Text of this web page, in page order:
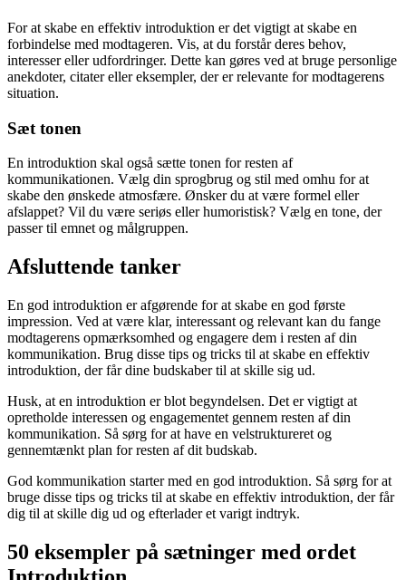
For at skabe en effektiv introduktion er det vigtigt at skabe en
forbindelse med modtageren. Vis, at du forstår deres behov,
interesser eller udfordringer. Dette kan gøres ved at bruge personlige
anekdoter, citater eller eksempler, der er relevante for modtagerens
situation.
Sæt tonen
En introduktion skal også sætte tonen for resten af
kommunikationen. Vælg din sprogbrug og stil med omhu for at
skabe den ønskede atmosfære. Ønsker du at være formel eller
afslappet? Vil du være seriøs eller humoristisk? Vælg en tone, der
passer til emnet og målgruppen.
Afsluttende tanker
En god introduktion er afgørende for at skabe en god første
impression. Ved at være klar, interessant og relevant kan du fange
modtagerens opmærksomhed og engagere dem i resten af din
kommunikation. Brug disse tips og tricks til at skabe en effektiv
introduktion, der får dine budskaber til at skille sig ud.
Husk, at en introduktion er blot begyndelsen. Det er vigtigt at
opretholde interessen og engagementet gennem resten af din
kommunikation. Så sørg for at have en velstruktureret og
gennemtænkt plan for resten af dit budskab.
God kommunikation starter med en god introduktion. Så sørg for at
bruge disse tips og tricks til at skabe en effektiv introduktion, der får
dig til at skille dig ud og efterlader et varigt indtryk.
50 eksempler på sætninger med ordet